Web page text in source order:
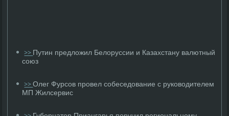
>>Путин предложил Белоруссии и Казахстану валютный
союз
>>Олег Фурсов провел собеседование с руководителем
МП Жилсервис